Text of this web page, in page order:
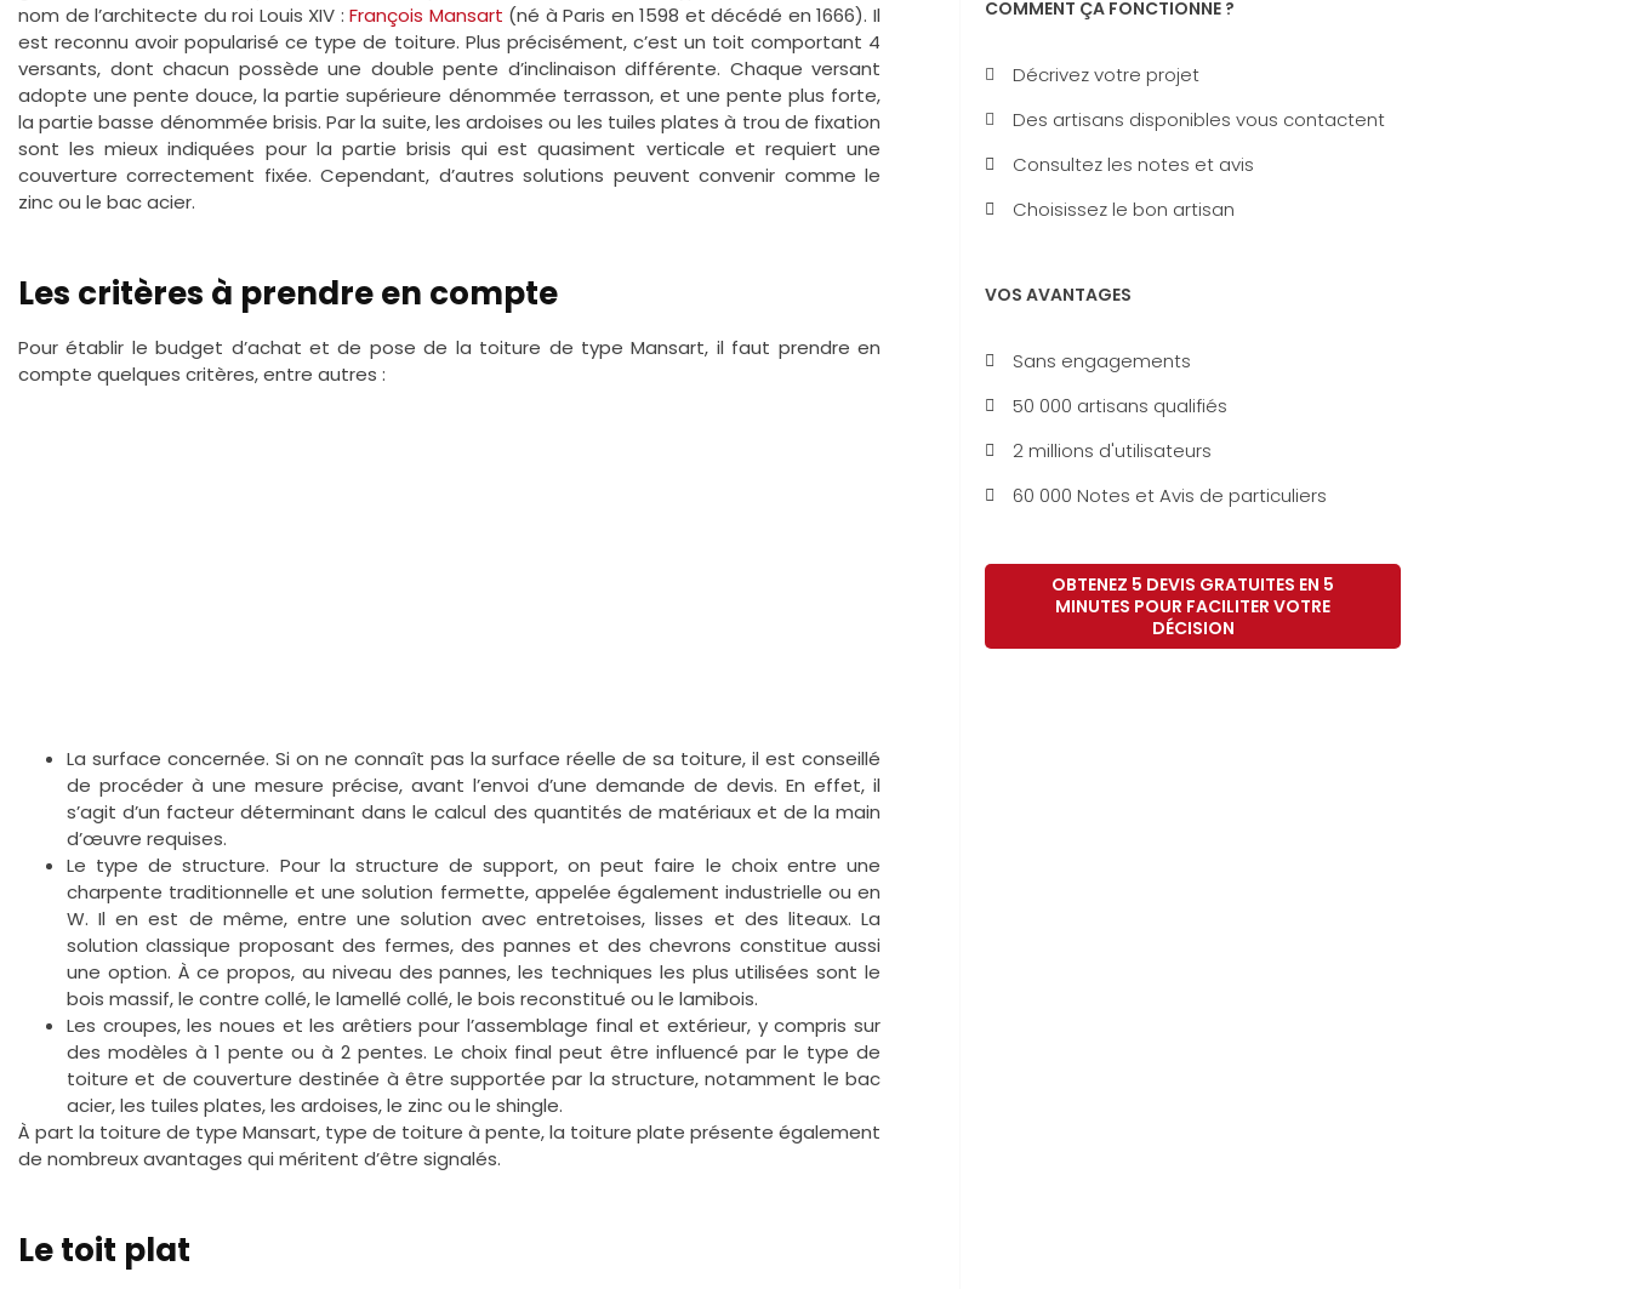
nom de l’architecte du roi Louis XIV :François Mansart (né à Paris en 1598 et décédé en 1666). Il
est reconnu avoir popularisé ce type de toiture. Plus précisément, c’est un toit comportant 4
versants, dont chacun possède une double pente d’inclinaison différente. Chaque versant
adopte une pente douce, la partie supérieure dénommée terrasson, et une pente plus forte,
la partie basse dénommée brisis. Par la suite, les ardoises ou les tuiles plates à trou de fixation
sont les mieux indiquées pour la partie brisis qui est quasiment verticale et requiert une
couverture correctement fixée. Cependant, d’autres solutions peuvent convenir comme le
zinc ou le bac acier.
Les critères à prendre en compte
Pour établir le budget d’achat et de pose de la toiture de type Mansart, il faut prendre en
compte quelques critères, entre autres :
La surface concernée. Si on ne connaît pas la surface réelle de sa toiture, il est conseillé
de procéder à une mesure précise, avant l’envoi d’une demande de devis. En effet, il
s’agit d’un facteur déterminant dans le calcul des quantités de matériaux et de la main
d’œuvre requises.
Le type de structure. Pour la structure de support, on peut faire le choix entre une
charpente traditionnelle et une solution fermette, appelée également industrielle ou en
W. Il en est de même, entre une solution avec entretoises, lisses et des liteaux. La
solution classique proposant des fermes, des pannes et des chevrons constitue aussi
une option. À ce propos, au niveau des pannes, les techniques les plus utilisées sont le
bois massif, le contre collé, le lamellé collé, le bois reconstitué ou le lamibois.
Les croupes, les noues et les arêtiers pour l’assemblage final et extérieur, y compris sur
des modèles à 1 pente ou à 2 pentes. Le choix final peut être influencé par le type de
toiture et de couverture destinée à être supportée par la structure, notamment le bac
acier, les tuiles plates, les ardoises, le zinc ou le shingle.
À part la toiture de type Mansart, type de toiture à pente, la toiture plate présente également
de nombreux avantages qui méritent d’être signalés.
Le toit plat
COMMENT ÇA FONCTIONNE ?
Décrivez votre projet
Des artisans disponibles vous contactent
Consultez les notes et avis
Choisissez le bon artisan
VOS AVANTAGES
Sans engagements
50 000 artisans qualifiés
2 millions d'utilisateurs
60 000 Notes et Avis de particuliers
OBTENEZ 5 DEVIS GRATUITES EN 5
MINUTES POUR FACILITER VOTRE
DÉCISION